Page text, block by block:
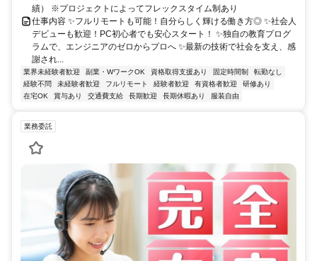
績） ※プロジェクトによってフレックスタイム制あり
仕事内容 ✨フルリモートも可能！自分らしく輝ける働き方◎ ✨社会人
デビューも歓迎！PC初心者でも安心スタート！ ✨独自の教育プログ
ラムで、エンジニアのゼロからプロへ ✨最新の技術で社会を支え、感
謝され...
業界未経験者歓迎 副業・WワークOK 資格取得支援あり 固定時間制
転勤なし
経験不問
未経験者歓迎 フルリモート 経験者歓迎 有資格者歓迎
研修あり
在宅OK
賞与あり 交通費支給 長期歓迎 長期休暇あり 服装自由
業務委託